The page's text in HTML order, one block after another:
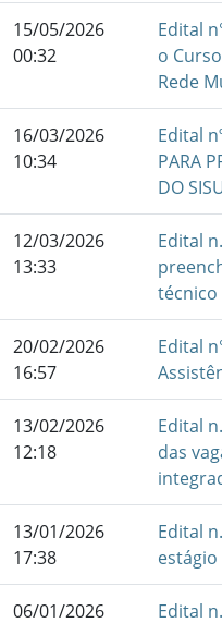
15/05/2026
00:32
Edital
o
Rede
16/03/2026
10:34
Edital
PARA
DO
12/03/2026
13:33
Edital
técnico
20/02/2026
16:57
Edital
13/02/2026
12:18
Edital
das
13/01/2026
17:38
Edital
06/01/2026 Edital